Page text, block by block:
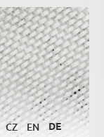
CZ EN DE